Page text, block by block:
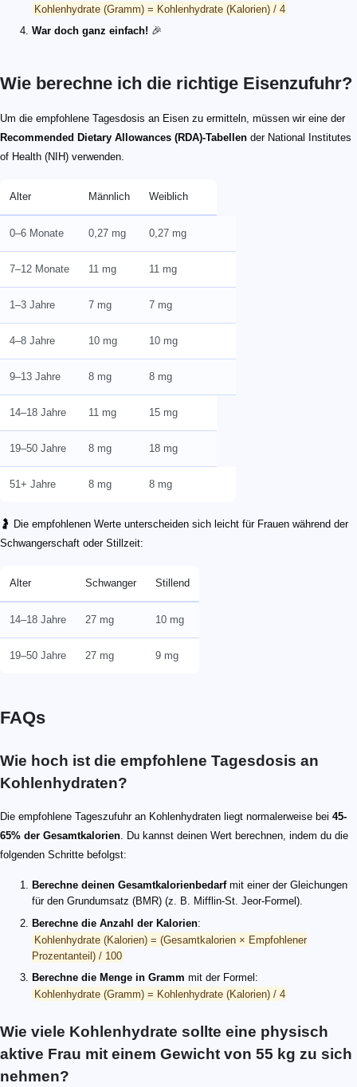
Kohlenhydrate (Gramm) = Kohlenhydrate (Kalorien) / 4
War doch ganz einfach! 🎉
Wie berechne ich die richtige Eisenzufuhr?
Um die empfohlene Tagesdosis an Eisen zu ermitteln, müssen wir eine der
Recommended Dietary Allowances (RDA)-Tabellen der National Institutes
of Health (NIH) verwenden.
Alter Männlich Weiblich
0–6 Monate 0,27 mg 0,27 mg
7–12 Monate 11 mg 11 mg
1–3 Jahre 7 mg 7 mg
4–8 Jahre 10 mg 10 mg
9–13 Jahre 8 mg 8 mg
14–18 Jahre 11 mg 15 mg
19–50 Jahre 8 mg 18 mg
51+ Jahre 8 mg 8 mg
🤰 Die empfohlenen Werte unterscheiden sich leicht für Frauen während der
Schwangerschaft oder Stillzeit:
Alter Schwanger Stillend
14–18 Jahre 27 mg 10 mg
19–50 Jahre 27 mg 9 mg
FAQs
Wie hoch ist die empfohlene Tagesdosis an
Kohlenhydraten?
Die empfohlene Tageszufuhr an Kohlenhydraten liegt normalerweise bei 45-
65% der Gesamtkalorien. Du kannst deinen Wert berechnen, indem du die
folgenden Schritte befolgst:
Berechne deinen Gesamtkalorienbedarfmit einer der Gleichungen
für den Grundumsatz (BMR) (z. B. Mifflin-St. Jeor-Formel).
Berechne die Anzahl der Kalorien:
Kohlenhydrate (Kalorien) = (Gesamtkalorien × Empfohlener
Prozentanteil) / 100
Berechne die Menge in Gramm mit der Formel:
Kohlenhydrate (Gramm) = Kohlenhydrate (Kalorien) / 4
Wie viele Kohlenhydrate sollte eine physisch
aktive Frau mit einem Gewicht von 55 kg zu sich
nehmen?